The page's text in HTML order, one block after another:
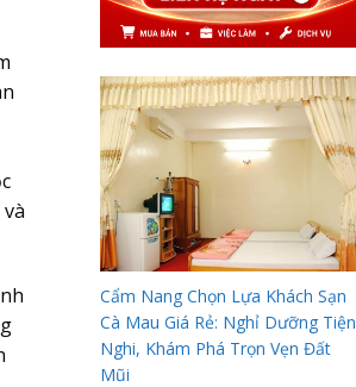
Cẩm Nang Chọn Lựa Khách Sạn
Cà Mau Giá Rẻ: Nghỉ Dưỡng Tiện
Nghi, Khám Phá Trọn Vẹn Đất
Mũi